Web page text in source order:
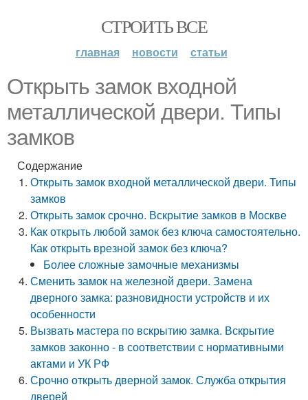
СТРОИТЬ ВСЕ
главная новости статьи
Открыть замок входной
металлической двери. Типы
замков
Содержание
Открыть замок входной металлической двери. Типы
замков
Открыть замок срочно. Вскрытие замков в Москве
Как открыть любой замок без ключа самостоятельно.
Как открыть врезной замок без ключа?
Более сложные замочные механизмы
Сменить замок на железной двери. Замена
дверного замка: разновидности устройств и их
особенности
Вызвать мастера по вскрытию замка. Вскрытие
замков законно - в соответствии с нормативными
актами и УК РФ
Срочно открыть дверной замок. Служба открытия
дверей